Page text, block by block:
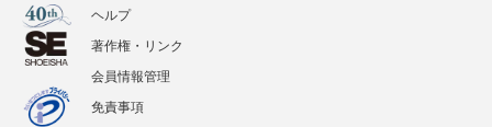
ヘルプ
著作権・リンク
会員情報管理
免責事項